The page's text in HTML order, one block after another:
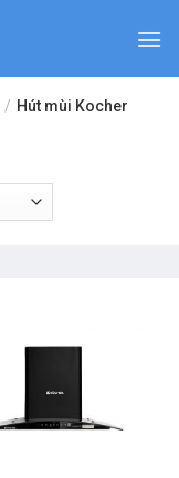
/ Hút mùi Kocher